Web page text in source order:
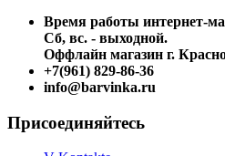
Время работы интернет-
Сб, вс. - выходной.
Оффлайн магазин г.
+7(961) 829-86-36
info@barvinka.ru
Присоединяйтесь